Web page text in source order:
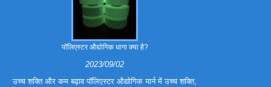
पॉलिएस्टर औद्योगिक धागा क्या है?
2023/09/02
उच्च शक्ति और कम बढ़ाव पॉलिएस्टर औद्योगिक यार्न में उच्च शक्ति,